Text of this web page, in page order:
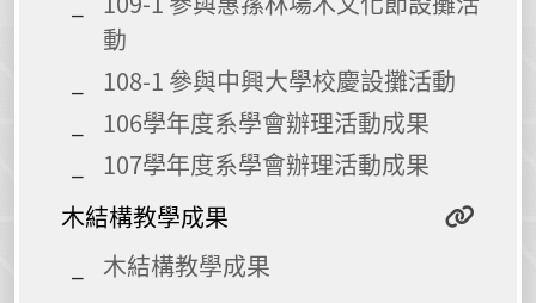
動
108-1 參與中興大學校慶設攤活動
106學年度系學會辦理活動成果
107學年度系學會辦理活動成果
木結構教學成果
木結構教學成果